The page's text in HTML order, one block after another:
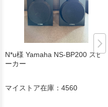
N*u様 Yamaha NS-BP200 スピ
ーカー
マイストア在庫： 4560